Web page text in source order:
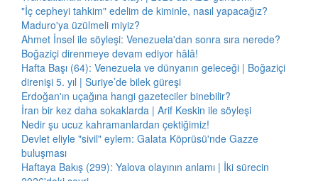
"İç cepheyi tahkim" edelim de kiminle, nasıl yapacağız?
Maduro'ya üzülmeli miyiz?
Ahmet İnsel ile söyleşi: Venezuela'dan sonra sıra nerede?
Boğaziçi direnmeye devam ediyor hâlâ!
Hafta Başı (64): Venezuela ve dünyanın geleceği | Boğaziçi
direnişi 5. yıl | Suriye’de bilek güreşi
Erdoğan'ın uçağına hangi gazeteciler binebilir?
İran bir kez daha sokaklarda | Arif Keskin ile söyleşi
Nedir şu ucuz kahramanlardan çektiğimiz!
Devlet eliyle "sivil" eylem: Galata Köprüsü'nde Gazze
buluşması
Haftaya Bakış (299): Yalova olayının anlamı | İki sürecin